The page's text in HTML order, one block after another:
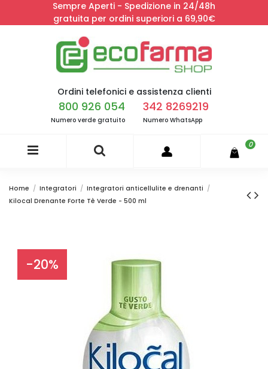
Sempre Aperti - Spedizione in 24/48h
gratuita per ordini superiori a 69,90€
Ordini telefonici e assistenza clienti
800 926 054
Numero verde gratuito
342 8269219
Numero WhatsApp
0
Home Integratori
Integratori anticellulite e drenanti
Kilocal Drenante Forte Tè Verde - 500 ml
-20%